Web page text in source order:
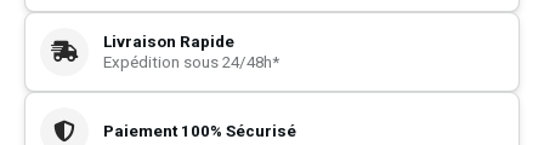
Livraison Rapide
Expédition sous 24/48h*
Paiement 100% Sécurisé